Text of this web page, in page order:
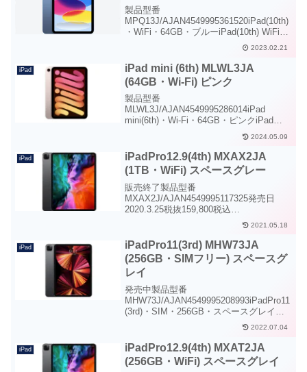
製品型番
MPQ13J/AJAN4549995361520iPad(10th)
・WiFi・64GB・ブルーiPad(10th) WiFi
64GBiPad(10th)は、iPadシリーズの中で
も日本では小中学校などの子どもたちや
教育現場などを...
2023.02.21
iPad
iPad mini (6th) MLWL3JA
(64GB・Wi-Fi) ピンク
製品型番
MLWL3J/AJAN4549995286014iPad
mini(6th)・Wi-Fi・64GB・ピンクiPad
mini (6th) WiFi 64GBiPadminiが更にパワ
フルでコンパクトに生まれ変わりまし
た。8.3インチ...
2024.05.09
iPad
iPadPro12.9(4th) MXAX2JA
(1TB・WiFi) スペースグレー
販売終了製品型番
MXAX2J/AJAN4549995117325発売日
2020.3.25税抜159,800税込
175,780iPadPro12.9(4th)・WiFi・1TB・
スペースグレイiPadPro12.9(4th) WiFi
1TB...
2021.05.18
iPad
iPadPro11(3rd) MHW73JA
(256GB・SIMフリー) スペースグ
レイ
発売中製品型番
MHW73J/AJAN4549995208993iPadPro11
(3rd)・SIM・256GB・スペースグレイ
iPadPro11(3rd) SIMフリー 256GBiPadシ
リーズのハイエンドクラスに位置する
iPadPro。...
2022.07.04
iPad
iPadPro12.9(4th) MXAT2JA
(256GB・WiFi) スペースグレイ